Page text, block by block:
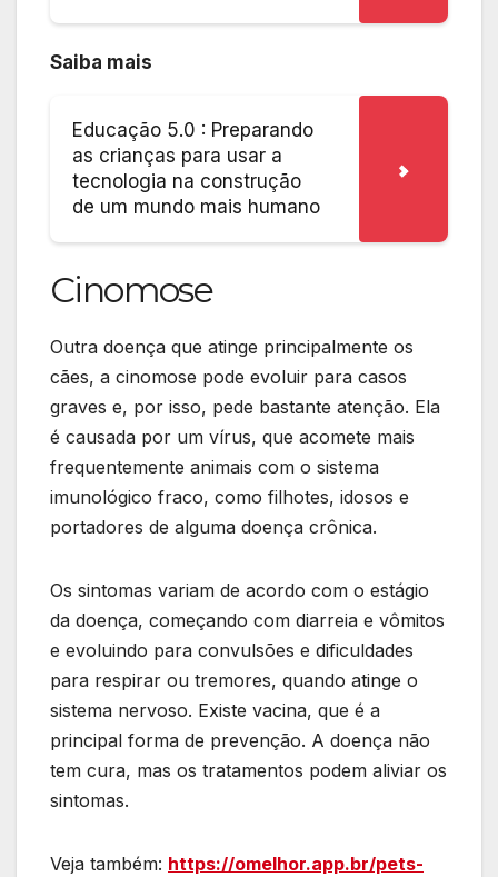
Saiba mais
Educação 5.0 : Preparando
as crianças para usar a
tecnologia na construção
de um mundo mais humano
Cinomose
Outra doença que atinge principalmente os
cães, a cinomose pode evoluir para casos
graves e, por isso, pede bastante atenção. Ela
é causada por um vírus, que acomete mais
frequentemente animais com o sistema
imunológico fraco, como filhotes, idosos e
portadores de alguma doença crônica.
Os sintomas variam de acordo com o estágio
da doença, começando com diarreia e vômitos
e evoluindo para convulsões e dificuldades
para respirar ou tremores, quando atinge o
sistema nervoso. Existe vacina, que é a
principal forma de prevenção. A doença não
tem cura, mas os tratamentos podem aliviar os
sintomas.
Veja também: https://omelhor.app.br/pets-